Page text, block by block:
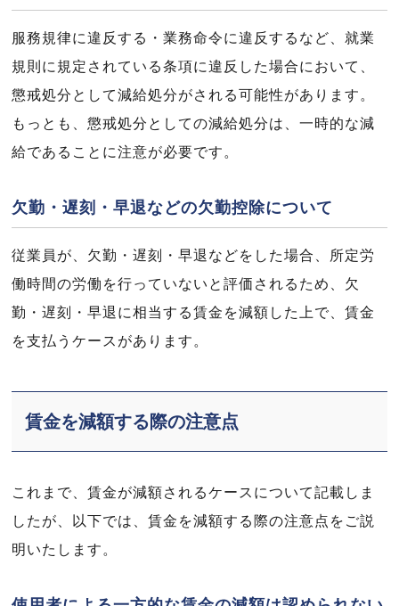
服務規律に違反する・業務命令に違反するなど、就業
規則に規定されている条項に違反した場合において、
懲戒処分として減給処分がされる可能性があります。
もっとも、懲戒処分としての減給処分は、一時的な減
給であることに注意が必要です。
欠勤・遅刻・早退などの欠勤控除について
従業員が、欠勤・遅刻・早退などをした場合、所定労
働時間の労働を行っていないと評価されるため、欠
勤・遅刻・早退に相当する賃金を減額した上で、賃金
を支払うケースがあります。
賃金を減額する際の注意点
これまで、賃金が減額されるケースについて記載しま
したが、以下では、賃金を減額する際の注意点をご説
明いたします。